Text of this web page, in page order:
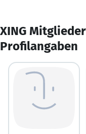
XING
Profilangaben